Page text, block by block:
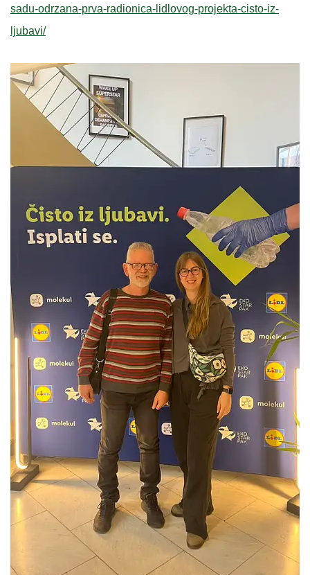
sadu-odrzana-prva-radionica-lidlovog-projekta-cisto-iz-
ljubavi/